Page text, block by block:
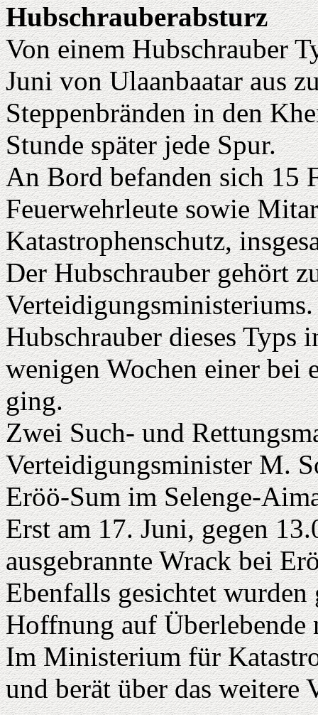
Hubschrauberabsturz
Von einem Hubschrauber
Juni von Ulaanbaatar aus
Steppenbränden in den
Stunde später jede Spur.
An Bord befanden sich 15
Feuerwehrleute sowie
Katastrophenschutz,
Der Hubschrauber gehört
Hubschrauber dieses
wenigen Wochen einer bei
ging.
Zwei Such- und
Verteidigungsminister M.
Eröö-Sum im Selenge-
Erst am 17. Juni, gegen
ausgebrannte Wrack bei
Ebenfalls gesichtet wurden
Hoffnung auf Überlebende
Im Ministerium für
und berät über das weitere